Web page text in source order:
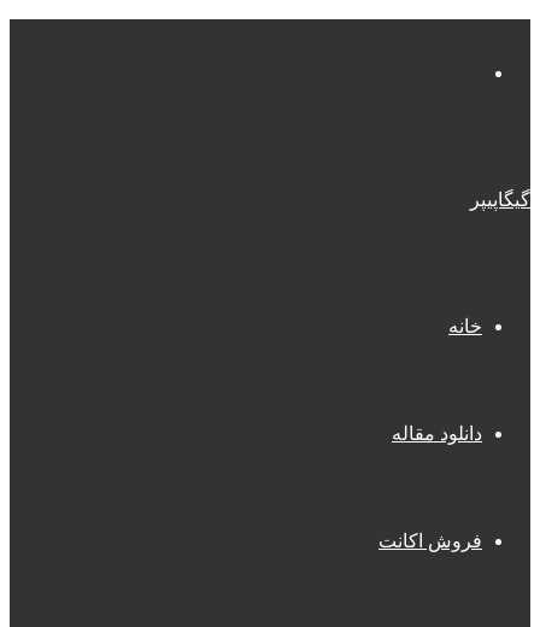
گیگاپیپر
خانه
دانلود مقاله
فروش اکانت